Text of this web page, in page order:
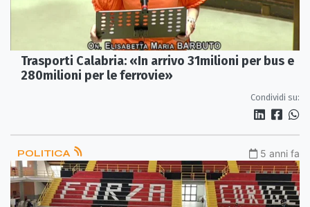
Trasporti Calabria: «In arrivo 31milioni per bus e
280milioni per le ferrovie»
Condividi su:
POLITICA 5 anni fa